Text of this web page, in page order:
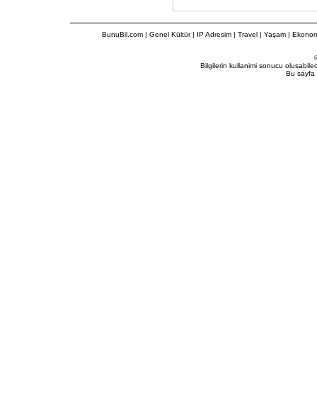
BunuBil.com| Genel Kültür| IP Adresim| Travel| Yaşam |
Bilgilerin kullanimi sonucu
Bu sayfa